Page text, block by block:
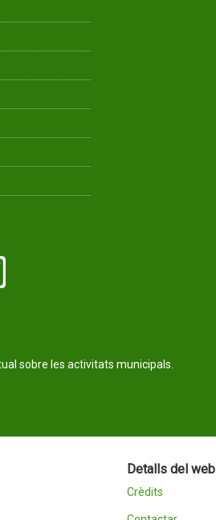
sobre les activitats municipals.
Detalls del web
Crèdits